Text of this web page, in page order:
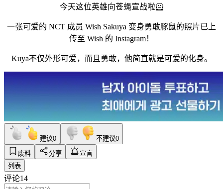
今天这位英雄向苍蝇宣战啦🦸
一张可爱的 NCT 成员 Wish Sakuya 变身勇敢豚鼠的照片已上
传至 Wish 的 Instagram！
Kuya不仅外形可爱，而且勇敢，他简直就是可爱的化身。
建议0 不建议0
废料
分享
宣言
列表
评论14